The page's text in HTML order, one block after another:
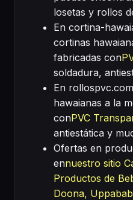
losetas y rollos
En cortina-
cortinas
fabricadas con
soldadura,
En
hawaianas a la
conPVC
antiestática y
Ofertas en
ennuestro sitio
Productos de
Doona,